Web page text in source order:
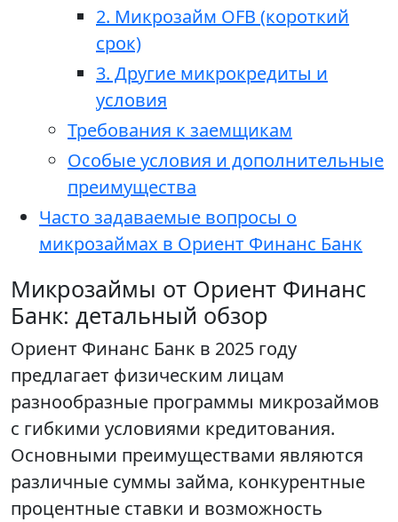
2. Микрозайм OFB (короткий
срок)
3. Другие микрокредиты и
условия
Требования к заемщикам
Особые условия и дополнительные
преимущества
Часто задаваемые вопросы о
микрозаймах в Ориент Финанс Банк
Микрозаймы от Ориент Финанс
Банк: детальный обзор
Ориент Финанс Банк в 2025 году
предлагает физическим лицам
разнообразные программы микрозаймов
с гибкими условиями кредитования.
Основными преимуществами являются
различные суммы займа, конкурентные
процентные ставки и возможность